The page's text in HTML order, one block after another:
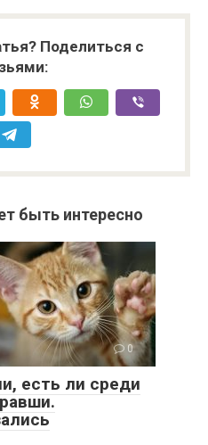
Поделиться с
быть интересно
0
есть ли среди